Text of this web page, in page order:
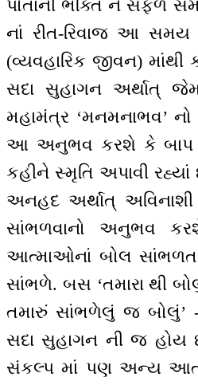
પોતાની ભક્તિ ને સફળ
નાં રીત-રિવાજ આ સમય
(વ્યવહારિક જીવન) માંથી
સદા સુહાગન અર્થાત્
મહામંત્ર ‘મનમનાભવ’
આ અનુભવ કરશે કે બાપ
કહીને સ્મૃતિ અપાવી
અનહદ અર્થાત્
સાંભળવાનો અનુભવ
આત્માઓનાં બોલ
સાંભળે. બસ ‘તમારા થી
તમારું સાંભળેલું જ બોલું’
સદા સુહાગન ની જ
સંકલ્પ માં પણ અન્ય